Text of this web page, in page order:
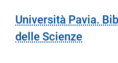
Università Pavia.
delle Scienze